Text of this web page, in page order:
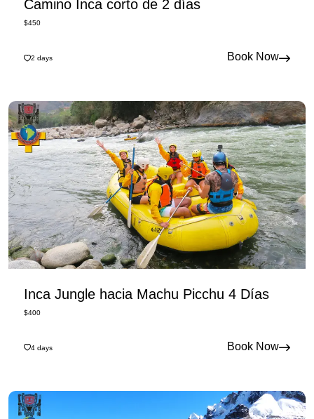
Camino Inca corto de 2 días
$450
2 days Book Now
Inca Jungle hacia Machu Picchu 4 Días
$400
4 days Book Now